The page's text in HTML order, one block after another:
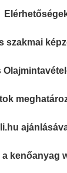
szakmai
a kenőanyag